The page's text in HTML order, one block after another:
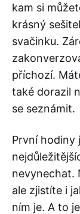
kam si
krásný
svačinku.
příchozí.
také dorazil
se seznámit.
První hodiny
nevynechat.
ale zjistíte i
ním je. A to